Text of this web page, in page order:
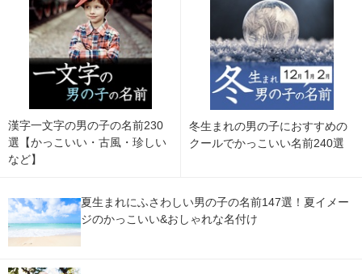
漢字一文字の男の子の名前230
選【かっこいい・古風・珍しい
など】
冬生まれの男の子におすすめの
クールでかっこいい名前240選
夏生まれにふさわしい男の子の名前147選！夏イメー
ジのかっこいい&おしゃれな名付け